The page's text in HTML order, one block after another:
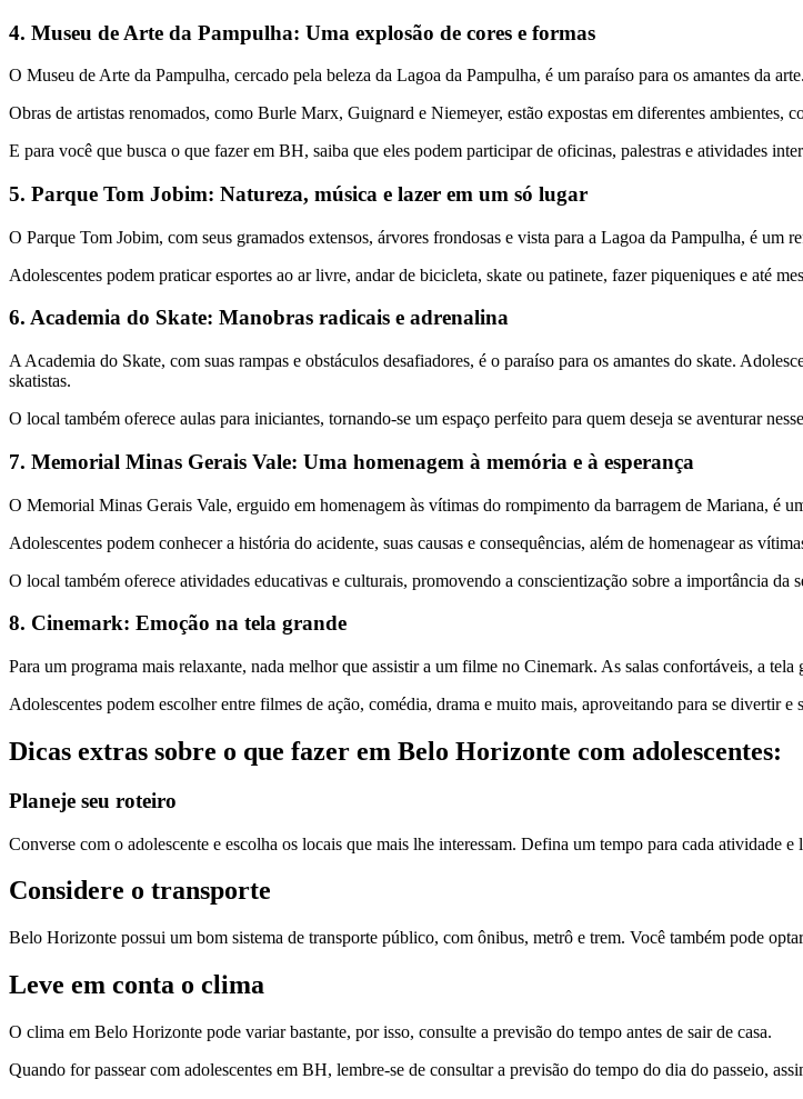
4. Museu de Arte da Pampulha: Uma explosão de cores e formas
O Museu de Arte da Pampulha, cercado pela beleza da Lagoa da Pampulha, é um paraíso para os amantes da arte.
Obras de artistas renomados, como Burle Marx, Guignard e Niemeyer, estão expostas em diferentes ambientes,
E para você que busca o que fazer em BH, saiba que eles podem participar de oficinas, palestras e atividades
5. Parque Tom Jobim: Natureza, música e lazer em um só lugar
O Parque Tom Jobim, com seus gramados extensos, árvores frondosas e vista para a Lagoa da Pampulha, é um
Adolescentes podem praticar esportes ao ar livre, andar de bicicleta, skate ou patinete, fazer piqueniques e até
6. Academia do Skate: Manobras radicais e adrenalina
A Academia do Skate, com suas rampas e obstáculos desafiadores, é o paraíso para os amantes do skate.
skatistas.
O local também oferece aulas para iniciantes, tornando-se um espaço perfeito para quem deseja se aventurar
7. Memorial Minas Gerais Vale: Uma homenagem à memória e à esperança
O Memorial Minas Gerais Vale, erguido em homenagem às vítimas do rompimento da barragem de Mariana, é
Adolescentes podem conhecer a história do acidente, suas causas e consequências, além de homenagear as
O local também oferece atividades educativas e culturais, promovendo a conscientização sobre a importância da
8. Cinemark: Emoção na tela grande
Para um programa mais relaxante, nada melhor que assistir a um filme no Cinemark. As salas confortáveis, a
Adolescentes podem escolher entre filmes de ação, comédia, drama e muito mais, aproveitando para se divertir e
Dicas extras sobre o que fazer em Belo Horizonte com adolescentes:
Planeje seu roteiro
Converse com o adolescente e escolha os locais que mais lhe interessam. Defina um tempo para cada atividade
Considere o transporte
Belo Horizonte possui um bom sistema de transporte público, com ônibus, metrô e trem. Você também pode
Leve em conta o clima
O clima em Belo Horizonte pode variar bastante, por isso, consulte a previsão do tempo antes de sair de casa.
Quando for passear com adolescentes em BH, lembre-se de consultar a previsão do tempo do dia do passeio,